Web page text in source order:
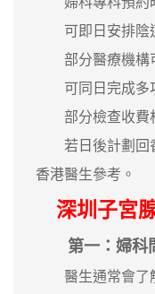
可即日安排陰
部分醫療機構
可同日完成多
部分檢查收費
若日後計劃回香
香港醫生參考。
深圳子宮
第一：婦科
醫生通常會了